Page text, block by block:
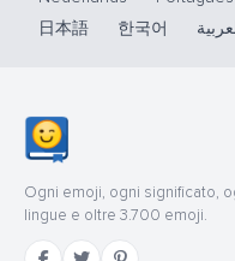
日本語
한국어
Ogni emoji, ogni significato,
lingue e oltre 3.700 emoji.